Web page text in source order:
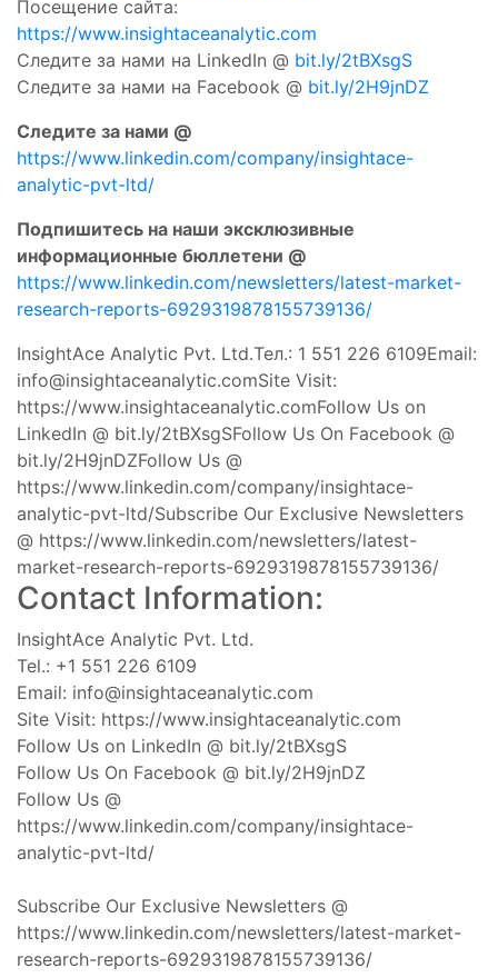
Посещение сайта:
https://www.insightaceanalytic.com
Следите за нами на LinkedIn @ bit.ly/2tBXsgS
Следите за нами на Facebook @ bit.ly/2H9jnDZ
Следите за нами @
https://www.linkedin.com/company/insightace-
analytic-pvt-ltd/
Подпишитесь на наши эксклюзивные
информационные бюллетени @
https://www.linkedin.com/newsletters/latest-market-
research-reports-6929319878155739136/
InsightAce Analytic Pvt. Ltd.Тел.: 1 551 226 6109Email:
info@insightaceanalytic.comSite Visit:
https://www.insightaceanalytic.comFollow Us on
LinkedIn @ bit.ly/2tBXsgSFollow Us On Facebook @
bit.ly/2H9jnDZFollow Us @
https://www.linkedin.com/company/insightace-
analytic-pvt-ltd/Subscribe Our Exclusive Newsletters
@ https://www.linkedin.com/newsletters/latest-
market-research-reports-6929319878155739136/
Contact Information:
InsightAce Analytic Pvt. Ltd.
Tel.: +1 551 226 6109
Email: info@insightaceanalytic.com
Site Visit: https://www.insightaceanalytic.com
Follow Us on LinkedIn @ bit.ly/2tBXsgS
Follow Us On Facebook @ bit.ly/2H9jnDZ
Follow Us @
https://www.linkedin.com/company/insightace-
analytic-pvt-ltd/
Subscribe Our Exclusive Newsletters @
https://www.linkedin.com/newsletters/latest-market-
research-reports-6929319878155739136/